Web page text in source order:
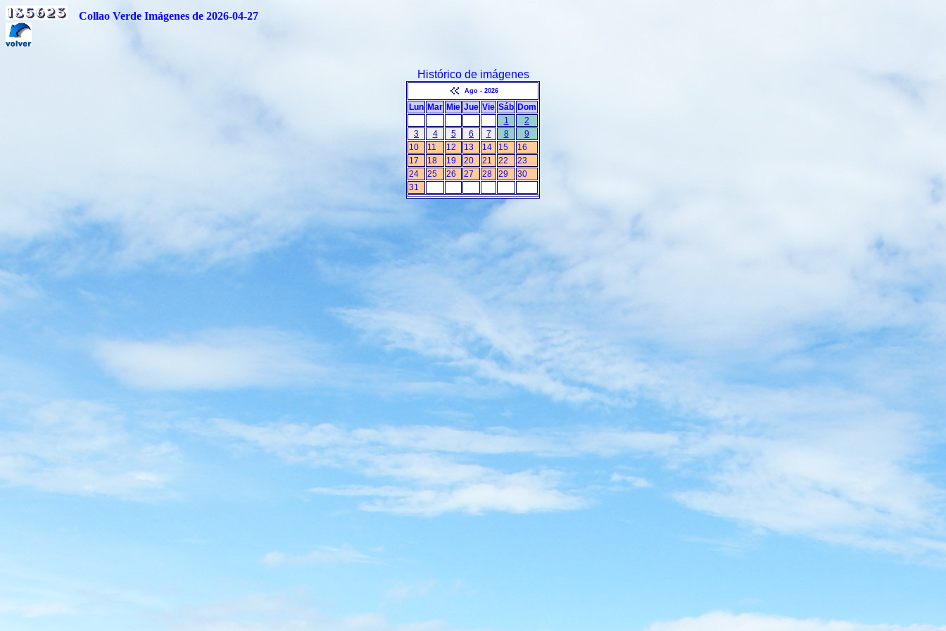
Collao Verde Imágenes de 2026-04-27
Histórico de imágenes
Ago - 2026
Lun Mar Mie Jue Vie Sáb Dom
1
2
3
4 5 6 7 8
9
10
11 12 13 14 15
16
17
18 19 20 21 22
23
24
25 26 27 28 29
30
31